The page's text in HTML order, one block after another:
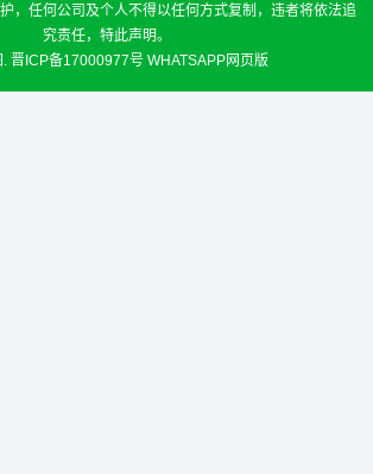
，任何公司及个人不得以任何方式复制，违者将依法追
究责任，特此声明。
晋ICP备17000977号 WHATSAPP网页版